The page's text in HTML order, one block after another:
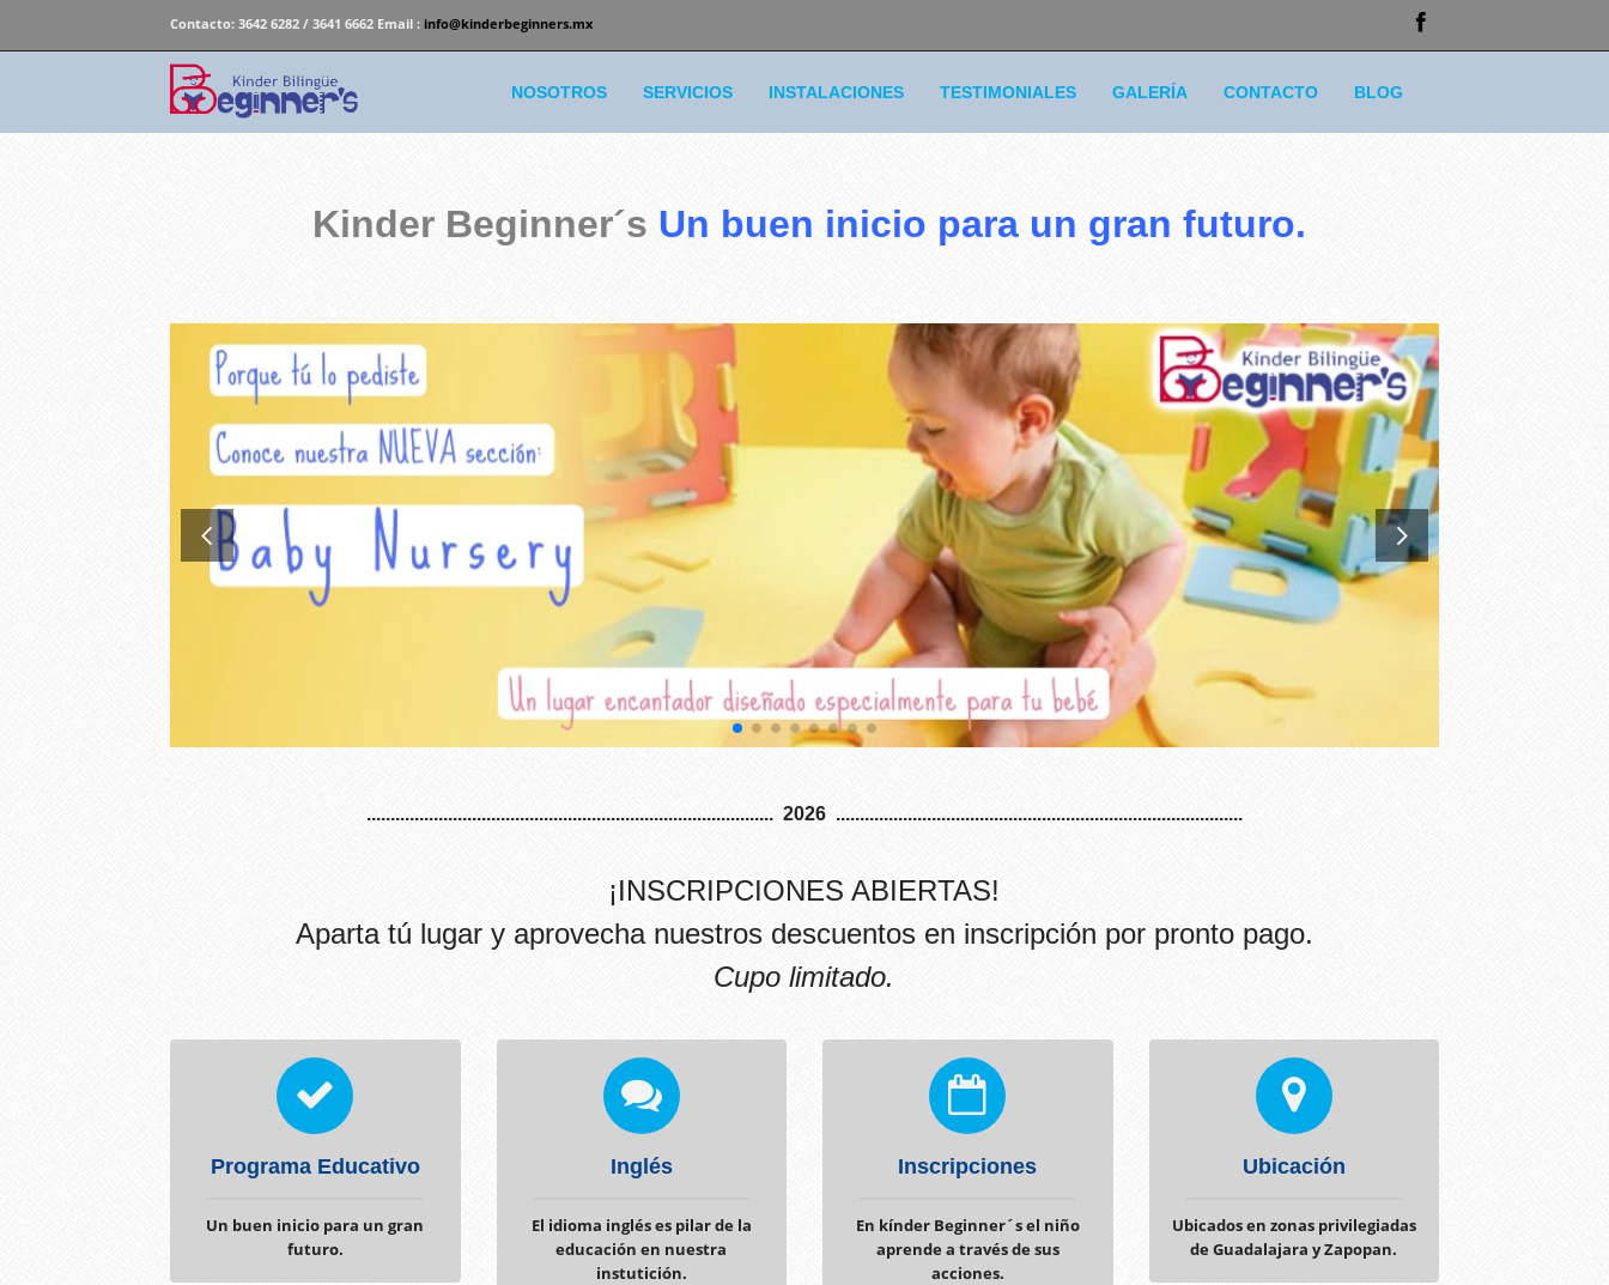
Contacto: 3642 6282 / 3641 6662 Email : info@kinderbeginners.mx
NOSOTROS SERVICIOS INSTALACIONES TESTIMONIALES GALERÍA CONTACTO BLOG
Kinder Beginner´s Un buen inicio para un gran futuro.
..................................................................................... 2026 .....................................................................................
¡INSCRIPCIONES ABIERTAS!
Aparta tú lugar y aprovecha nuestros descuentos en inscripción por pronto pago.
Cupo limitado.
Programa Educativo
Un buen inicio para un gran
futuro.
Inglés
El idioma inglés es pilar de la
educación en nuestra
instutición.
Inscripciones
En kínder Beginner´s el niño
aprende a través de sus
acciones.
Ubicación
Ubicados en zonas privilegiadas
de Guadalajara y Zapopan.